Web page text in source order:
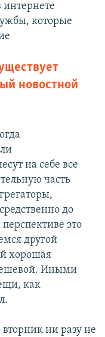
интернете
которые
новостной
на себе все
часть
до
это
другой
хорошая
Иными
как
ни разу не